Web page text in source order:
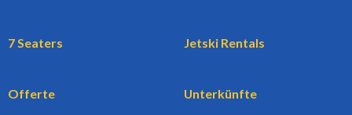
7 Seaters Jetski Rentals
Offerte Unterkünfte